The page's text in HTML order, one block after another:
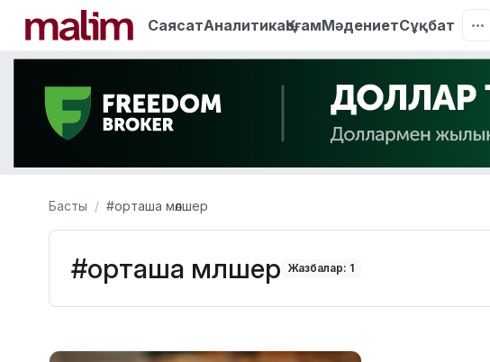
СаясатАналитикаҚоғамМәдениетСұқбат
Басты #орташа мөлшер
#орташа мөлшер Жазбалар: 1